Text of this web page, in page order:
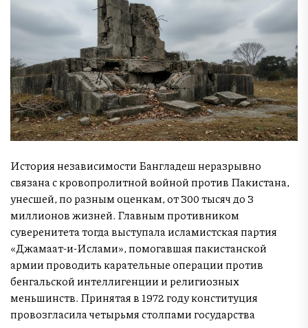
История независимости Бангладеш неразрывно
связана с кровопролитной войной против Пакистана,
унесшей, по разным оценкам, от 300 тысяч до 3
миллионов жизней. Главным противником
суверенитета тогда выступала исламистская партия
«Джамаат-и-Ислами», помогавшая пакистанской
армии проводить карательные операции против
бенгальской интеллигенции и религиозных
меньшинств. Принятая в 1972 году конституция
провозгласила четырьмя столпами государства